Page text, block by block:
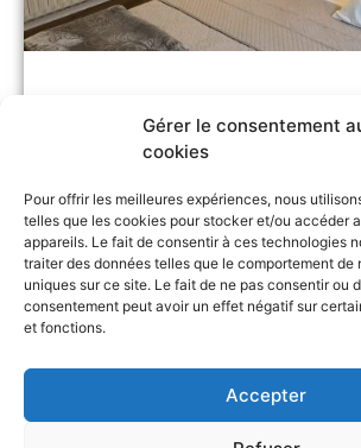
Gérer le consentement
cookies
Pour offrir les meilleures expériences, nous
telles que les cookies pour stocker et/ou accéder
appareils. Le fait de consentir à ces technologies
traiter des données telles que le comportement de
uniques sur ce site. Le fait de ne pas consentir ou
consentement peut avoir un effet négatif sur
et fonctions.
Accepter
2 lits simples et 1 lit doucble
TARIFS DE LA CHAMBRE